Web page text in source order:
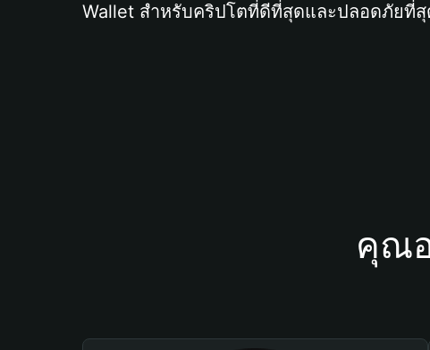
Wallet สำหรับคริปโตที่ดีที่สุดและปลอดภัยที่
คุณ